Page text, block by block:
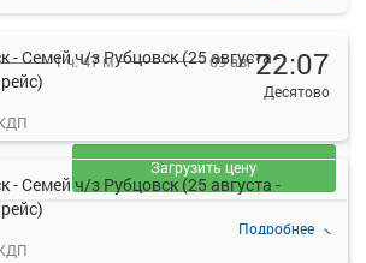
1 ч. 47 м 09 авг22:07
Десятово
Подробнее
Загрузить цену
Семей ч/з Рубцовск (25 августа -
Семей ч/з Рубцовск (25 августа -